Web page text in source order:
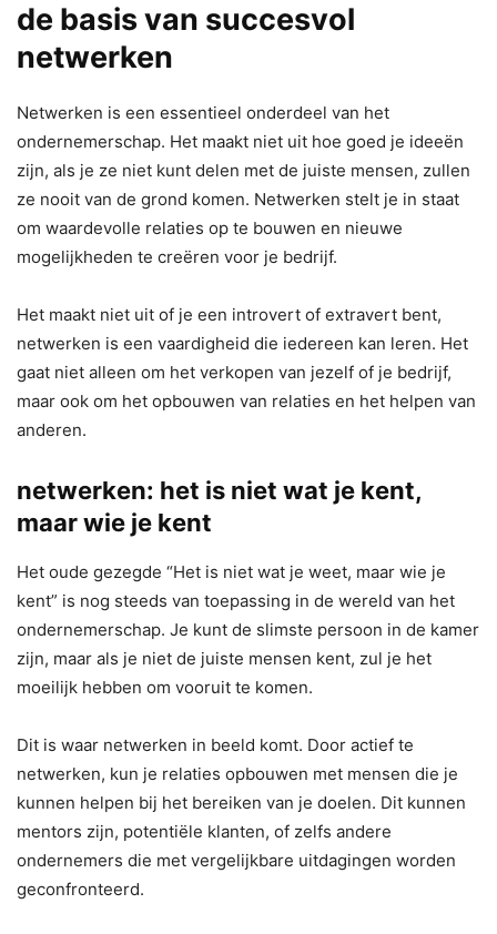
de basis van succesvol
netwerken
Netwerken is een essentieel onderdeel van het
ondernemerschap. Het maakt niet uit hoe goed je ideeën
zijn, als je ze niet kunt delen met de juiste mensen, zullen
ze nooit van de grond komen. Netwerken stelt je in staat
om waardevolle relaties op te bouwen en nieuwe
mogelijkheden te creëren voor je bedrijf.
Het maakt niet uit of je een introvert of extravert bent,
netwerken is een vaardigheid die iedereen kan leren. Het
gaat niet alleen om het verkopen van jezelf of je bedrijf,
maar ook om het opbouwen van relaties en het helpen van
anderen.
netwerken: het is niet wat je kent,
maar wie je kent
Het oude gezegde “Het is niet wat je weet, maar wie je
kent” is nog steeds van toepassing in de wereld van het
ondernemerschap. Je kunt de slimste persoon in de kamer
zijn, maar als je niet de juiste mensen kent, zul je het
moeilijk hebben om vooruit te komen.
Dit is waar netwerken in beeld komt. Door actief te
netwerken, kun je relaties opbouwen met mensen die je
kunnen helpen bij het bereiken van je doelen. Dit kunnen
mentors zijn, potentiële klanten, of zelfs andere
ondernemers die met vergelijkbare uitdagingen worden
geconfronteerd.